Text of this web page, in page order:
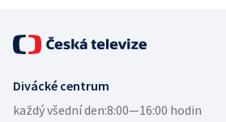
Divácké centrum
každý všední den:8:00—16:00 hodin